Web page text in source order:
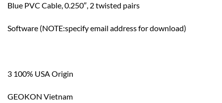
Blue PVC Cable, 0.250″, 2 twisted pairs
Software (NOTE:specify email address for download)
3 100% USA Origin
GEOKON Vietnam